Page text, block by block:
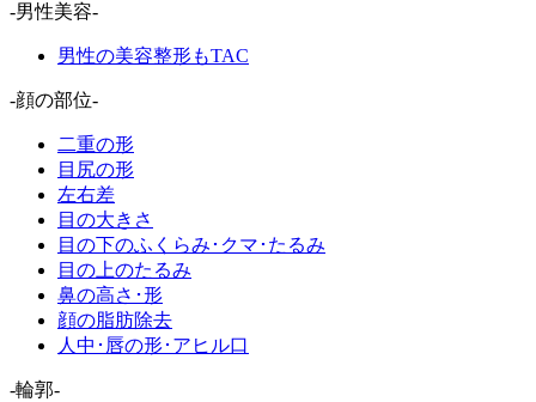
-男性美容-
男性の美容整形もTAC
-顔の部位-
二重の形
目尻の形
左右差
目の大きさ
目の下のふくらみ･クマ･たるみ
目の上のたるみ
鼻の高さ･形
顔の脂肪除去
人中･唇の形･アヒル口
-輪郭-